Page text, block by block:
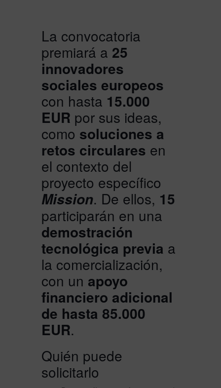
La convocatoria
premiará a 25
innovadores
sociales europeos
con hasta 15.000
EUR por sus ideas,
como soluciones a
retos circulares en
el contexto del
proyecto específico
Mission. De ellos, 15
participarán en una
demostración
tecnológica previa a
la comercialización,
con un apoyo
financiero adicional
de hasta 85.000
EUR.
Quién puede
solicitarlo